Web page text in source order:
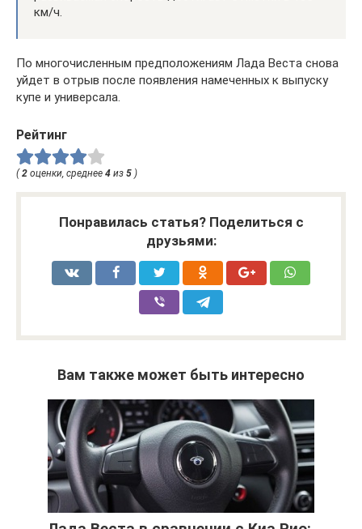
км/ч.
По многочисленным предположениям Лада Веста снова
уйдет в отрыв после появления намеченных к выпуску
купе и универсала.
Рейтинг
( 2 оценки, среднее 4 из 5 )
Понравилась статья? Поделиться с
друзьями:
Вам также может быть интересно